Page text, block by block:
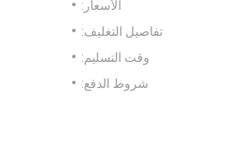
الأسعار:
تفاصيل التغليف:
وقت التسليم:
شروط الدفع: